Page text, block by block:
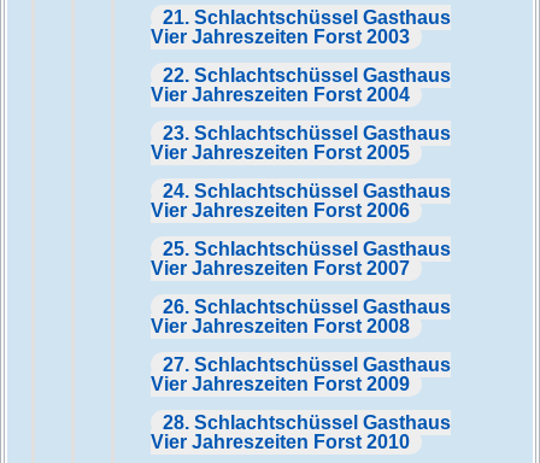
21. Schlachtschüssel Gasthaus
Vier Jahreszeiten Forst 2003
22. Schlachtschüssel Gasthaus
Vier Jahreszeiten Forst 2004
23. Schlachtschüssel Gasthaus
Vier Jahreszeiten Forst 2005
24. Schlachtschüssel Gasthaus
Vier Jahreszeiten Forst 2006
25. Schlachtschüssel Gasthaus
Vier Jahreszeiten Forst 2007
26. Schlachtschüssel Gasthaus
Vier Jahreszeiten Forst 2008
27. Schlachtschüssel Gasthaus
Vier Jahreszeiten Forst 2009
28. Schlachtschüssel Gasthaus
Vier Jahreszeiten Forst 2010